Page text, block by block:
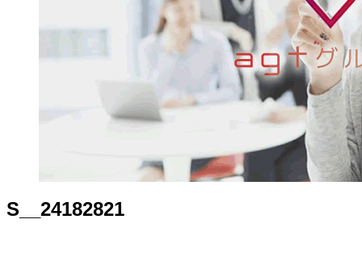
S__24182821